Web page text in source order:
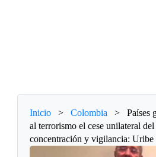
Inicio > Colombia >
Países
al terrorismo el cese unilateral
concentración y vigilancia: Uribe